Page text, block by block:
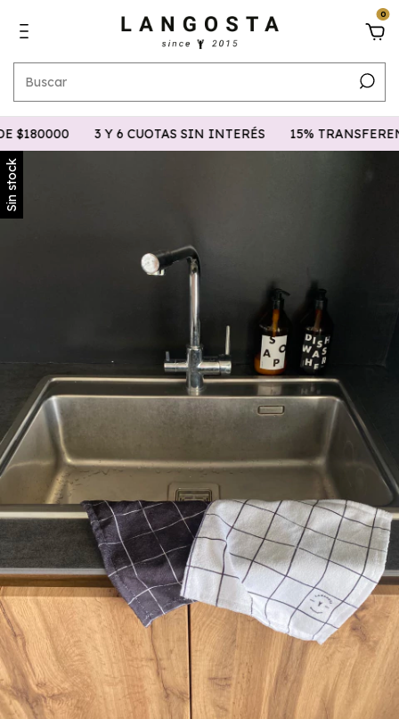
0
3 Y 6 CUOTAS SIN INTERÉS 15%
Sin stock